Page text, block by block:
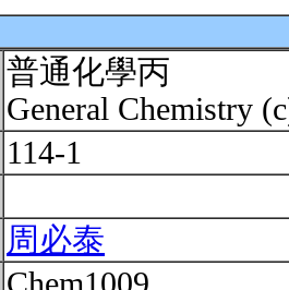
普通化學丙
General Chemistry
114-1
周必泰